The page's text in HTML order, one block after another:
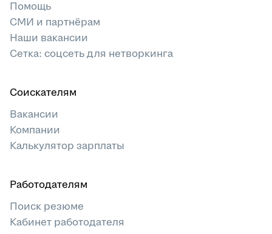
Помощь
СМИ и партнёрам
Наши вакансии
Сетка: соцсеть для нетворкинга
Соискателям
Вакансии
Компании
Калькулятор зарплаты
Работодателям
Поиск резюме
Кабинет работодателя